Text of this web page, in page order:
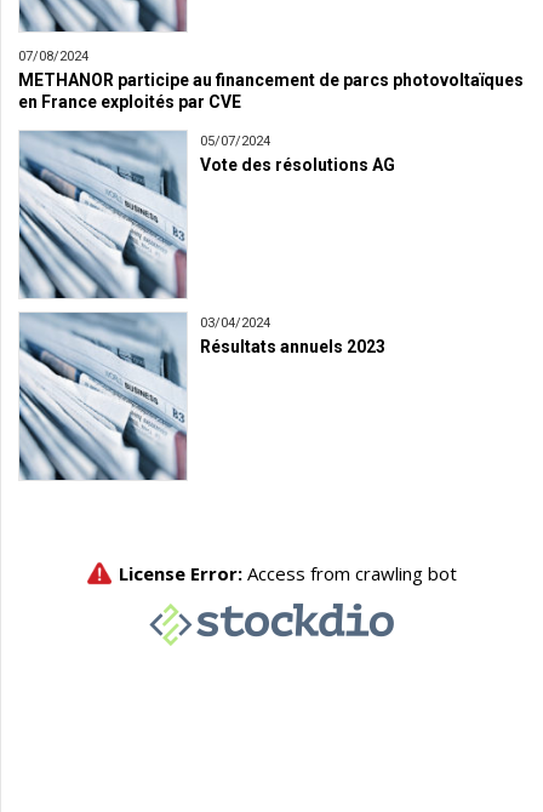
07/08/2024
METHANOR participe au financement de parcs photovoltaïques
en France exploités par CVE
05/07/2024
Vote des résolutions AG
03/04/2024
Résultats annuels 2023